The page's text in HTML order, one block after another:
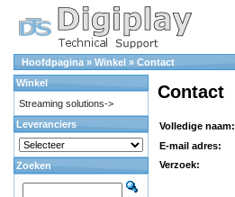
Hoofdpagina » Winkel » Contact
Contact
Volledige naam:
E-mail adres:
Verzoek:
Winkel
Streaming solutions->
Leveranciers
Zoeken